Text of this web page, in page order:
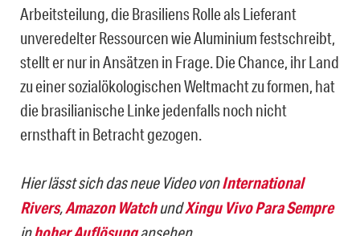
Arbeitsteilung, die Brasiliens Rolle als Lieferant
unveredelter Ressourcen wie Aluminium festschreibt,
stellt er nur in Ansätzen in Frage. Die Chance, ihr Land
zu einer sozialökologischen Weltmacht zu formen, hat
die brasilianische Linke jedenfalls noch nicht
ernsthaft in Betracht gezogen.
Hier lässt sich das neue Video vonInternational
Rivers,Amazon WatchundXingu Vivo Para Sempre
in ansehen.